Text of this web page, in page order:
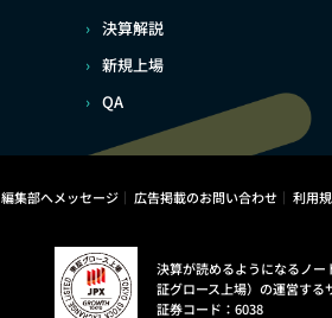
決算解説
新規上場
QA
編集部へメッセージ 広告掲載のお問い合わせ 利用
決算が読めるようになるノ
証グロース上場）の運営する
証券コード：6038